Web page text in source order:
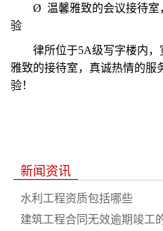
Ø 温馨雅致的会议接待
验
律所位于5A级写字楼内，
雅致的接待室，真诚热情的服
验！
新闻资讯
水利工程资质包括哪些
建筑工程合同无效逾期竣工